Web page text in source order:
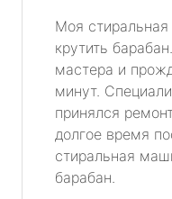
Моя
крутить
мастера и
минут.
принялся
долгое время
стиральная
барабан.